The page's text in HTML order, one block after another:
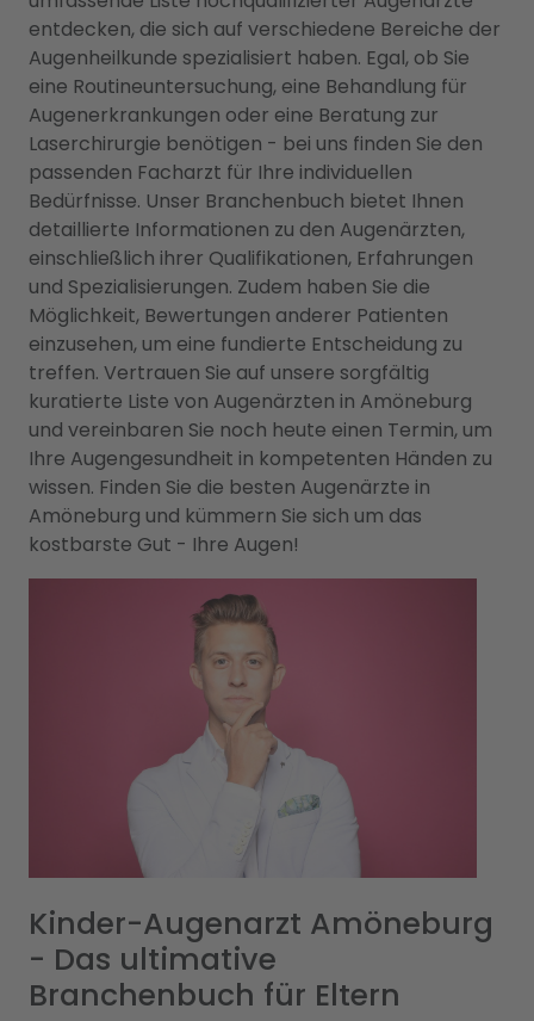
entdecken, die sich auf verschiedene Bereiche der
Augenheilkunde spezialisiert haben. Egal, ob Sie
eine Routineuntersuchung, eine Behandlung für
Augenerkrankungen oder eine Beratung zur
Laserchirurgie benötigen - bei uns finden Sie den
passenden Facharzt für Ihre individuellen
Bedürfnisse. Unser Branchenbuch bietet Ihnen
detaillierte Informationen zu den Augenärzten,
einschließlich ihrer Qualifikationen, Erfahrungen
und Spezialisierungen. Zudem haben Sie die
Möglichkeit, Bewertungen anderer Patienten
einzusehen, um eine fundierte Entscheidung zu
treffen. Vertrauen Sie auf unsere sorgfältig
kuratierte Liste von Augenärzten in Amöneburg
und vereinbaren Sie noch heute einen Termin, um
Ihre Augengesundheit in kompetenten Händen zu
wissen. Finden Sie die besten Augenärzte in
Amöneburg und kümmern Sie sich um das
kostbarste Gut - Ihre Augen!
Kinder-Augenarzt Amöneburg
- Das ultimative
Branchenbuch für Eltern